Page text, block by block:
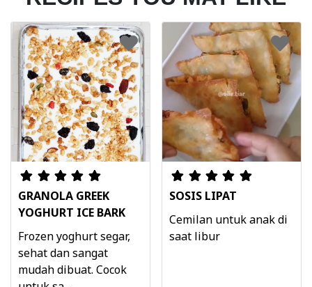
GRANOLA GREEK
YOGHURT ICE BARK
Frozen yoghurt segar,
sehat dan sangat
mudah dibuat. Cocok
SOSIS LIPAT
Cemilan untuk anak di
saat libur